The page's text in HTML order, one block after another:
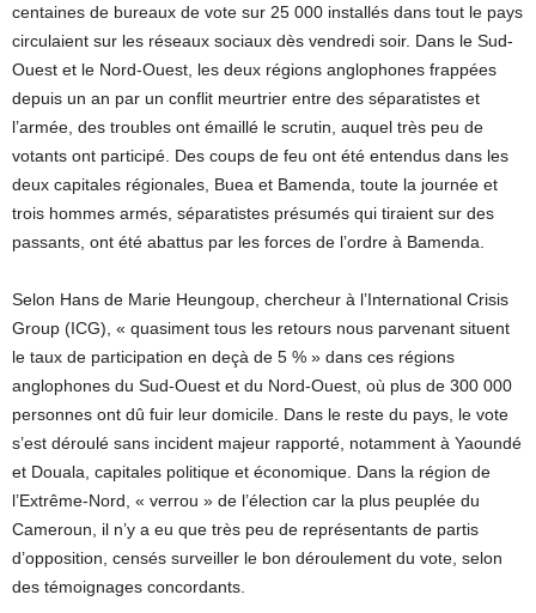
centaines de bureaux de vote sur 25 000 installés dans tout le pays
circulaient sur les réseaux sociaux dès vendredi soir. Dans le Sud-
Ouest et le Nord-Ouest, les deux régions anglophones frappées
depuis un an par un conflit meurtrier entre des séparatistes et
l’armée, des troubles ont émaillé le scrutin, auquel très peu de
votants ont participé. Des coups de feu ont été entendus dans les
deux capitales régionales, Buea et Bamenda, toute la journée et
trois hommes armés, séparatistes présumés qui tiraient sur des
passants, ont été abattus par les forces de l’ordre à Bamenda.
Selon Hans de Marie Heungoup, chercheur à l’International Crisis
Group (ICG), « quasiment tous les retours nous parvenant situent
le taux de participation en deçà de 5 % » dans ces régions
anglophones du Sud-Ouest et du Nord-Ouest, où plus de 300 000
personnes ont dû fuir leur domicile. Dans le reste du pays, le vote
s’est déroulé sans incident majeur rapporté, notamment à Yaoundé
et Douala, capitales politique et économique. Dans la région de
l’Extrême-Nord, « verrou » de l’élection car la plus peuplée du
Cameroun, il n’y a eu que très peu de représentants de partis
d’opposition, censés surveiller le bon déroulement du vote, selon
des témoignages concordants.